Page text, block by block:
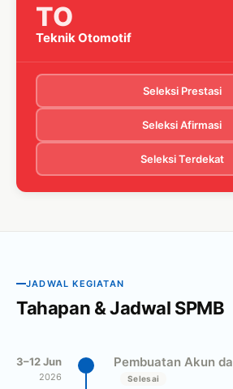
TO
Teknik Otomotif
Seleksi Prestasi
Seleksi Afirmasi
Seleksi Terdekat
JADWAL KEGIATAN
Tahapan & Jadwal SPMB
3–12 Jun
2026
Pembuatan Akun
Selesai